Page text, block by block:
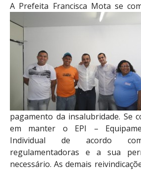
A Prefeita Francisca Mota se
pagamento da insalubridade. Se
em manter o EPI –
Individual de acordo
regulamentadoras e a sua
necessário. As demais